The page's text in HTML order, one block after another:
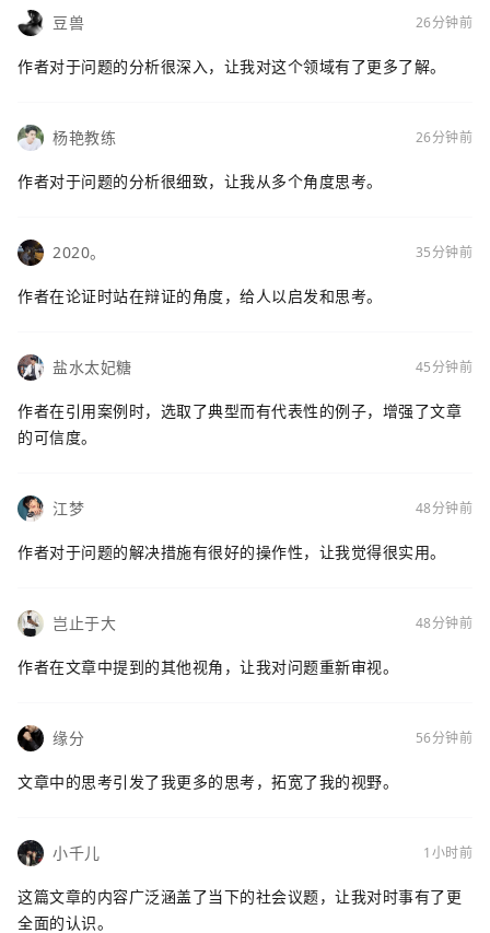
豆兽 26分钟前
作者对于问题的分析很深入，让我对这个领域有了更多了解。
杨艳教练 26分钟前
作者对于问题的分析很细致，让我从多个角度思考。
2020。 35分钟前
作者在论证时站在辩证的角度，给人以启发和思考。
盐水太妃糖 45分钟前
作者在引用案例时，选取了典型而有代表性的例子，增强了文章
的可信度。
江梦 48分钟前
作者对于问题的解决措施有很好的操作性，让我觉得很实用。
岂止于大 48分钟前
作者在文章中提到的其他视角，让我对问题重新审视。
缘分 56分钟前
文章中的思考引发了我更多的思考，拓宽了我的视野。
小千儿 1小时前
这篇文章的内容广泛涵盖了当下的社会议题，让我对时事有了更
全面的认识。